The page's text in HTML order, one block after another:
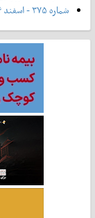
شماره ۳۷۵ - اسفند ۱۳۸۶